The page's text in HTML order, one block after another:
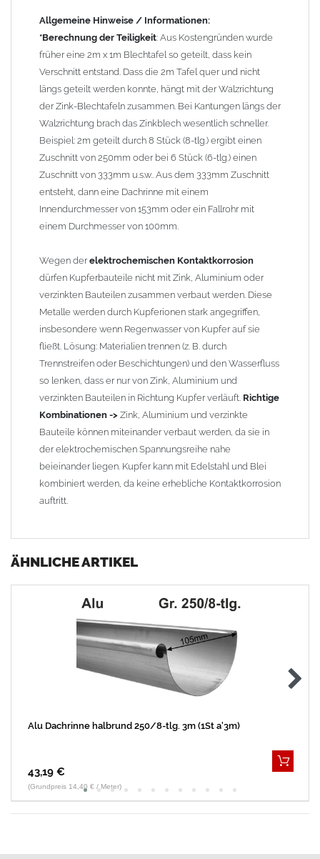
Kombinationen -> Zink, Aluminium und verzinkte Bauteile
können miteinander verbaut werden, da sie in der
elektrochemischen Spannungsreihe nahe beieinander liegen.
Kupfer kann mit Edelstahl und Blei kombiniert werden, da keine
erhebliche Kontaktkorrosion auftritt.
Allgemeine Hinweise / Informationen:
*Berechnung der Teiligkeit: Aus Kostengründen wurde
früher eine 2m x 1m Blechtafel so geteilt, dass kein
Verschnitt entstand. Dass die 2m Tafel quer und nicht
längs geteilt werden konnte, hängt mit der Walzrichtung
der Zink-Blechtafeln zusammen. Bei Kantungen längs der
Walzrichtung brach das Zinkblech wesentlich schneller.
Beispiel: 2m geteilt durch 8 Stück (8-tlg.) ergibt einen
Zuschnitt von 250mm oder bei 6 Stück (6-tlg.) einen
Zuschnitt von 333mm u.s.w.. Aus dem 333mm Zuschnitt
entsteht, dann eine Dachrinne mit einem
Innendurchmesser von 153mm oder ein Fallrohr mit
einem Durchmesser von 100mm.
Wegen derelektrochemischen Kontaktkorrosion
dürfen Kupferbauteile nicht mit Zink, Aluminium oder
verzinkten Bauteilen zusammen verbaut werden. Diese
Metalle werden durch Kupferionen stark angegriffen,
insbesondere wenn Regenwasser von Kupfer auf sie
fließt. Lösung: Materialien trennen (z. B. durch
Trennstreifen oder Beschichtungen) und den Wasserfluss
so lenken, dass er nur von Zink, Aluminium und
verzinkten Bauteilen in Richtung Kupfer verläuft. Richtige
Kombinationen -> Zink, Aluminium und verzinkte
Bauteile können miteinander verbaut werden, da sie in
der elektrochemischen Spannungsreihe nahe
beieinander liegen. Kupfer kann mit Edelstahl und Blei
kombiniert werden, da keine erhebliche Kontaktkorrosion
auftritt.
ÄHNLICHE ARTIKEL
Alu Dachrinne halbrund 250/8-tlg. 3m (1St a'3m)
43,19 €
(Grundpreis 14,40 € / Meter)